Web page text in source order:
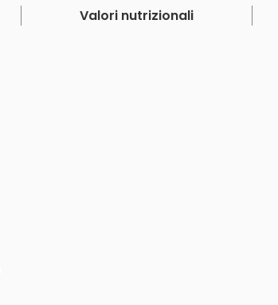
Valori nutrizionali